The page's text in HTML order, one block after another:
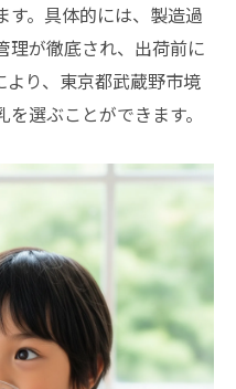
す。具体的には、製造過
理が徹底され、出荷前に
より、東京都武蔵野市境
選ぶことができます。